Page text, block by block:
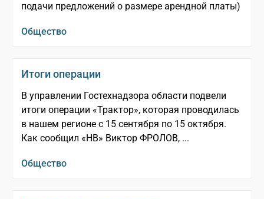
подачи предложений о размере арендной платы)
Общество
Итоги операции
В управлении Гостехнадзора области подвели
итоги операции «Трактор», которая проводилась
в нашем регионе с 15 сентября по 15 октября.
Как сообщил «НВ» Виктор ФРОЛОВ, ...
Общество